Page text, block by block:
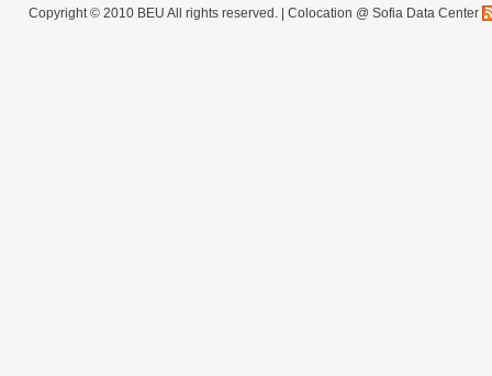
Copyright © 2010 BEU All rights reserved. | Colocation @ Sofia Data Center